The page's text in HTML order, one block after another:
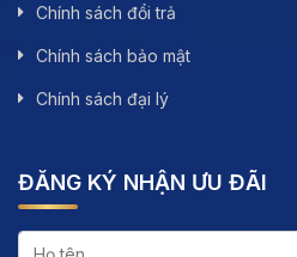
Chính sách đổi trả
Chính sách bảo mật
Chính sách đại lý
ĐĂNG KÝ NHẬN ƯU ĐÃI